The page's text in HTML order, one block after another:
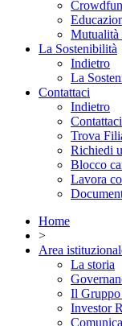
Mutualità
La Sostenibilità
Indietro
La
Contattaci
Indietro
Contattaci
Trova
Richiedi
Blocco
Lavora
Home
>
Area
La storia
Il
Investor